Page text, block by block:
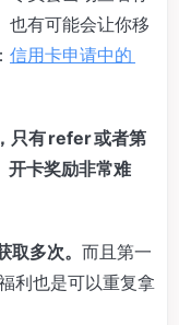
也有可能会让你移
信用卡申请中的
只有 refer 或者第
开卡奖励非常难
多次。 而且第一
利也是可以重复拿